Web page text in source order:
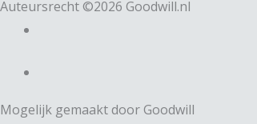
o
o
t
a
g
n
k
e
Auteursrecht ©2026 Goodwill.nl
Mogelijk gemaakt door Goodwill